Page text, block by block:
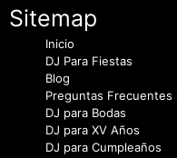
Política de Privacidad
Política de Cookies
Personalizar Cookies
Cotiza gratis
Bodas y Aniversarios
DJ & Producción
Fiestas & Eventos
Consejos para mi fiesta